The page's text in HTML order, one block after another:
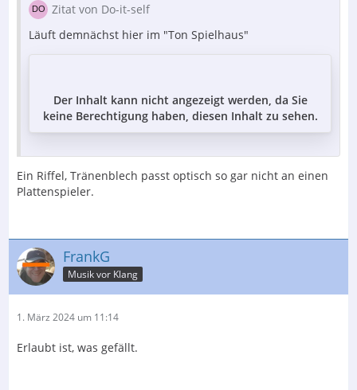
Zitat von Do-it-self
Läuft demnächst hier im "Ton Spielhaus"
Der Inhalt kann nicht angezeigt werden, da Sie
keine Berechtigung haben, diesen Inhalt zu sehen.
Ein Riffel, Tränenblech passt optisch so gar nicht an einen
Plattenspieler.
FrankG
Musik vor Klang
1. März 2024 um 11:14
Erlaubt ist, was gefällt.